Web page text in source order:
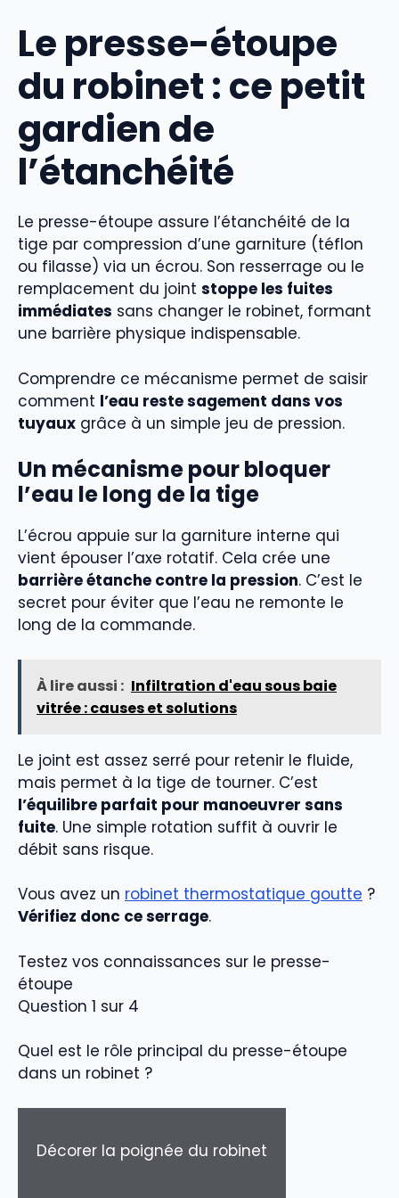
Le presse-étoupe
du robinet : ce petit
gardien de
l’étanchéité
Le presse-étoupe assure l’étanchéité de la
tige par compression d’une garniture (téflon
ou filasse) via un écrou. Son resserrage ou le
remplacement du joint stoppe les fuites
immédiates sans changer le robinet, formant
une barrière physique indispensable.
Comprendre ce mécanisme permet de saisir
comment l’eau reste sagement dans vos
tuyaux grâce à un simple jeu de pression.
Un mécanisme pour bloquer
l’eau le long de la tige
L’écrou appuie sur la garniture interne qui
vient épouser l’axe rotatif. Cela crée une
barrière étanche contre la pression. C’est le
secret pour éviter que l’eau ne remonte le
long de la commande.
À lire aussi : Infiltration d'eau sous baie
vitrée : causes et solutions
Le joint est assez serré pour retenir le fluide,
mais permet à la tige de tourner. C’est
l’équilibre parfait pour manoeuvrer sans
fuite. Une simple rotation suffit à ouvrir le
débit sans risque.
Vous avez un robinet thermostatique goutte ?
Vérifiez donc ce serrage.
Testez vos connaissances sur le presse-
étoupe
Question 1 sur 4
Quel est le rôle principal du presse-étoupe
dans un robinet ?
Décorer la poignée du robinet